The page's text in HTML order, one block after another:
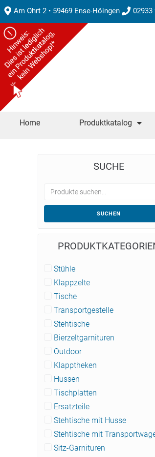
Am Ohrt 2 • 59469 Ense-Höingen 02933
Home Produktkatalog
SUCHE
SUCHEN
Stühle
Klappzelte
Tische
Transportgestelle
Stehtische
Bierzeltgarnituren
Outdoor
Klapptheken
Hussen
Tischplatten
Ersatzteile
Stehtische mit Husse
Stehtische mit
Sitz-Garnituren